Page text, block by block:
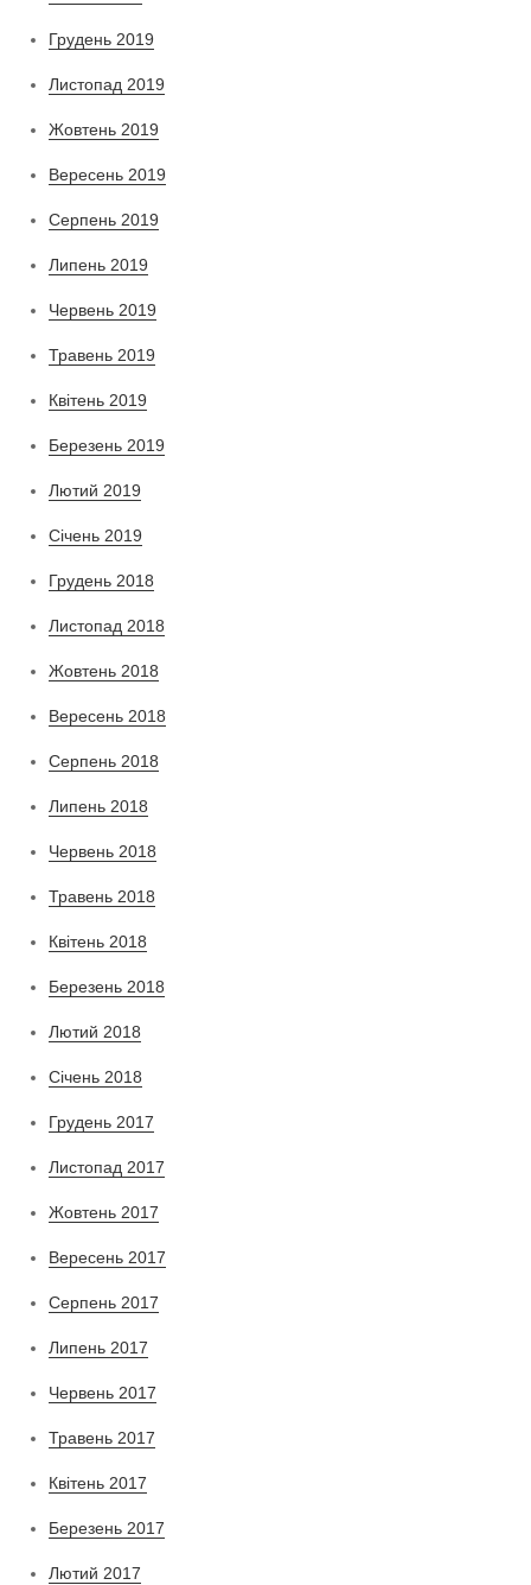
Грудень 2019
Листопад 2019
Жовтень 2019
Вересень 2019
Серпень 2019
Липень 2019
Червень 2019
Травень 2019
Квітень 2019
Березень 2019
Лютий 2019
Січень 2019
Грудень 2018
Листопад 2018
Жовтень 2018
Вересень 2018
Серпень 2018
Липень 2018
Червень 2018
Травень 2018
Квітень 2018
Березень 2018
Лютий 2018
Січень 2018
Грудень 2017
Листопад 2017
Жовтень 2017
Вересень 2017
Серпень 2017
Липень 2017
Червень 2017
Травень 2017
Квітень 2017
Березень 2017
Лютий 2017